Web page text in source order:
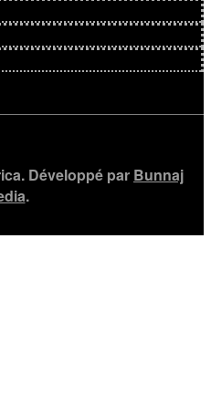
Développé par Bunnaj
.